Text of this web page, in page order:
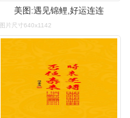
美图:遇见锦鲤,好运连连
图片尺寸640x1142